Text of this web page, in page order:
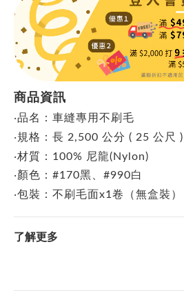
商品資訊
‧品名：車縫專用不刷毛
‧規格：長 2,500 公分 ( 25 公尺 )
‧材質：100% 尼龍(Nylon)
‧顏色：#170黑、#990白
‧包裝：不刷毛面x1卷（無盒裝）
了解更多